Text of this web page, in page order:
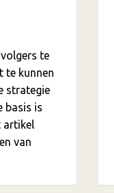
te
te kunnen
strategie
basis is
artikel
van